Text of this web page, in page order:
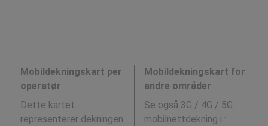
Mobildekningskart per
operatør
Dette kartet
representerer dekningen
Mobildekningskart for
andre områder
Se også 3G / 4G / 5G
mobilnettdekning i :